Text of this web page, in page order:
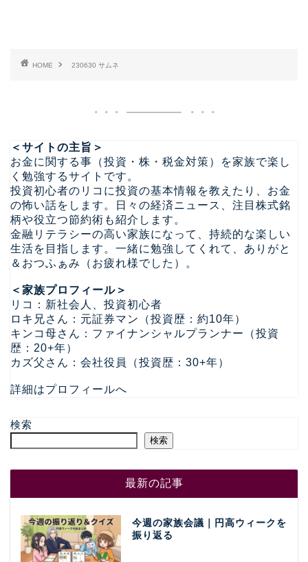
HOME 230630 サムネ
＜サイトの主旨＞
お金に関する事（投資・株・税金対策）を家族で楽し
く勉強するサイトです。
投資初心者のリコに投資の基本情報を教えたり、お金
の怖い話をします。日々の経済ニュース、注目株式銘
柄や役立つ節約術も紹介します。
金融リテラシーの高い家族になって、持続的な楽しい
生活を目指します。一緒に勉強してくれて、ありがと
＆おつふぁみ（お疲れ様でした）。
＜家族プロフィール＞
リコ：新社会人、投資初心者
ロキ兄さん：元証券マン（投資歴：約10年）
キンコ母さん：ファイナンシャルプランナー（投資
歴：20+年）
カズ父さん：会社役員（投資歴：30+年）
詳細はプロフィールへ
検索
検索
最新の記事
今週の家族会議｜円高ウィークを
振り返る